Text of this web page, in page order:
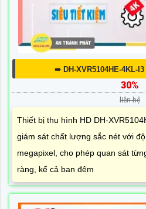
➠ DH-XVR5104HE-4KL-
30%
liên hệ
Thiết bị thu hình HD DH-
giám sát chất lượng sắc nét với
megapixel, cho phép quan sát
ràng, kể cả ban đêm